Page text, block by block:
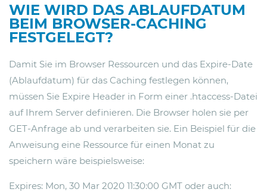
WIE WIRD DAS ABLAUFDATUM
BEIM BROWSER-CACHING
FESTGELEGT?
Damit Sie im Browser Ressourcen und das Expire-Date
(Ablaufdatum) für das Caching festlegen können,
müssen Sie Expire Header in Form einer .htaccess-Datei
auf Ihrem Server definieren. Die Browser holen sie per
GET-Anfrage ab und verarbeiten sie. Ein Beispiel für die
Anweisung eine Ressource für einen Monat zu
speichern wäre beispielsweise:
Expires: Mon, 30 Mar 2020 11:30:00 GMT oder auch: